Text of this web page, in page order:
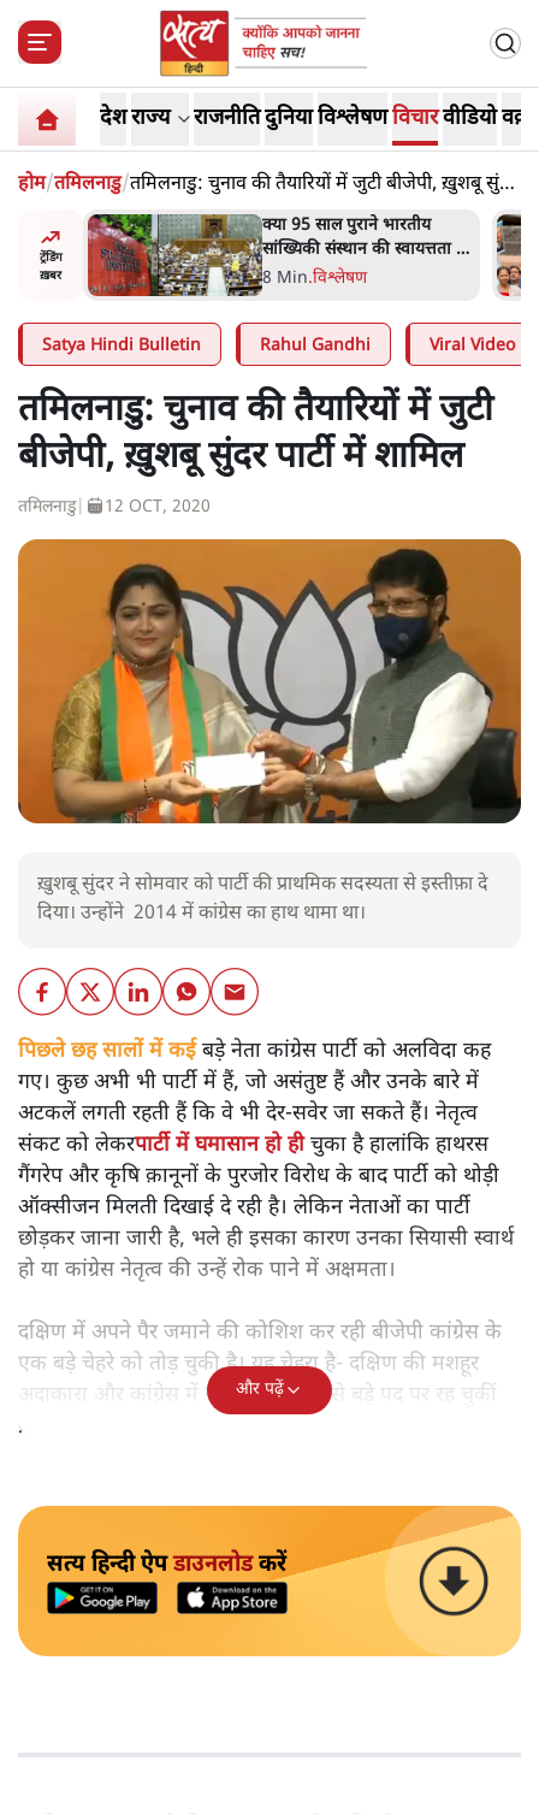
देशराज्य राजनीतिदुनियाविश्लेषणविचारवीडियो
होम/तमिलनाडु/तमिलनाडु: चुनाव की तैयारियों में जुटी बीजेपी, ख़ुशबू सुंदर
पार्टी में शामिल
ट्रेंडिंग
ख़बर
पर
शाह के ख़िलाफ़ संसद में विपक्ष का
मार्च, 'गृह मंत्री मुंह छुपा रहे हैं
क्योंकि वो छात्रों के गुनहगार हैं'
5 Min.देश
Satya Hindi Bulletin Rahul Gandhi Viral Video
तमिलनाडु: चुनाव की तैयारियों में जुटी
बीजेपी, ख़ुशबू सुंदर पार्टी में शामिल
तमिलनाडु| 12 OCT, 2020
ख़ुशबू सुंदर ने सोमवार को पार्टी की प्राथमिक सदस्यता से इस्तीफ़ा दे
दिया। उन्होंने 2014 में कांग्रेस का हाथ थामा था।
पिछले छह सालों में कईबड़े नेता कांग्रेस पार्टी को अलविदा कह
गए। कुछ अभी भी पार्टी में हैं, जो असंतुष्ट हैं और उनके बारे में
अटकलें लगती रहती हैं कि वे भी देर-सवेर जा सकते हैं। नेतृत्व
संकट को लेकरपार्टी में घमासान हो हीचुका है हालांकि हाथरस
गैंगरेप और कृषि क़ानूनों के पुरजोर विरोध के बाद पार्टी को थोड़ी
ऑक्सीजन मिलती दिखाई दे रही है। लेकिन नेताओं का पार्टी
छोड़कर जाना जारी है, भले ही इसका कारण उनका सियासी स्वार्थ
हो या कांग्रेस नेतृत्व की उन्हें रोक पाने में अक्षमता।
दक्षिण में अपने पैर जमाने की कोशिश कर रही बीजेपी कांग्रेस के
एक बड़े चेहरे को तोड़ चुकी है। यह चेहरा है- दक्षिण की मशहूर
अदाकारा और कांग्रेस में राष्ट्रीय प्रवक्ता जैसे बड़े पद पर रह चुकीं
ख़ुशबू सुंदर का।
और पढ़ें
सत्य हिन्दी ऐपडाउनलोडकरें